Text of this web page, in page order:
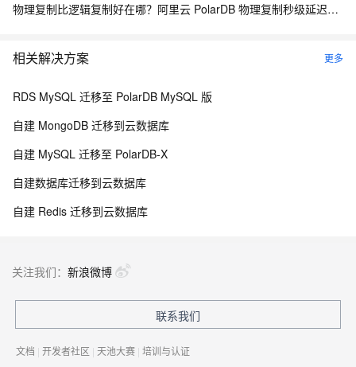
物理复制比逻辑复制好在哪？阿里云 PolarDB 物理复制秒级延迟解析
相关解决方案 更多
RDS MySQL 迁移至 PolarDB MySQL 版
自建 MongoDB 迁移到云数据库
自建 MySQL 迁移至 PolarDB-X
自建数据库迁移到云数据库
自建 Redis 迁移到云数据库
关注我们： 新浪微博
联系我们
文档 | 开发者社区 | 天池大赛 | 培训与认证